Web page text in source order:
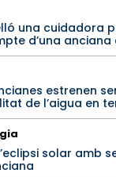
una cuidadora
d’una anciana
estrenen
de l’aigua en
solar amb